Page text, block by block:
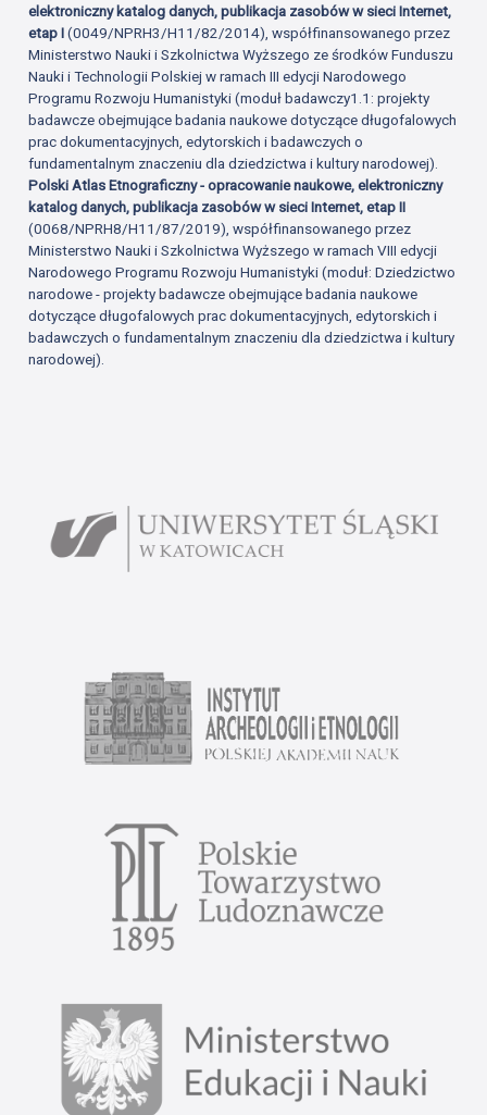
elektroniczny katalog danych, publikacja zasobów w sieci Internet,
etap I(0049/NPRH3/H11/82/2014), współfinansowanego przez
Ministerstwo Nauki i Szkolnictwa Wyższego ze środków Funduszu
Nauki i Technologii Polskiej w ramach III edycji Narodowego
Programu Rozwoju Humanistyki (moduł badawczy1.1: projekty
badawcze obejmujące badania naukowe dotyczące długofalowych
prac dokumentacyjnych, edytorskich i badawczych o
fundamentalnym znaczeniu dla dziedzictwa i kultury narodowej).
Polski Atlas Etnograficzny - opracowanie naukowe, elektroniczny
katalog danych, publikacja zasobów w sieci Internet, etap II
(0068/NPRH8/H11/87/2019), współfinansowanego przez
Ministerstwo Nauki i Szkolnictwa Wyższego w ramach VIII edycji
Narodowego Programu Rozwoju Humanistyki (moduł: Dziedzictwo
narodowe - projekty badawcze obejmujące badania naukowe
dotyczące długofalowych prac dokumentacyjnych, edytorskich i
badawczych o fundamentalnym znaczeniu dla dziedzictwa i kultury
narodowej).